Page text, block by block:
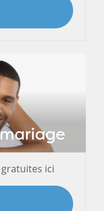
gratuites ici